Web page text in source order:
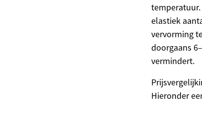
elastiek
vervorming
doorgaans
vermindert.
Hieronder